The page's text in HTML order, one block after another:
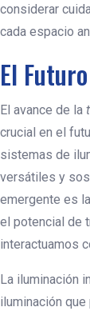
considerar
cada espacio
El
El avance de la
crucial en el
sistemas de
versátiles y
emergente es la
el potencial de
interactuamos
La iluminación
iluminación